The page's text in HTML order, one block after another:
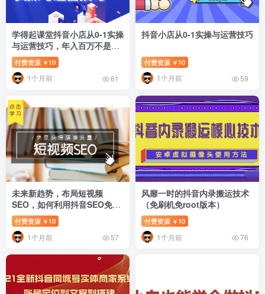
学得起课堂抖音小店从0-1实操
与运营技巧，年入百万不是梦
价值5980元
付费资源 ￥ 10
1个月前 61
抖音小店从0-1实操与运营技巧
付费资源 ￥ 10
1个月前 59
未来新趋势，布局短视频
SEO，如何利用抖音SEO免费
获得精准流量（3节课）
付费资源 ￥ 10
1个月前 57
风靡一时的抖音内录搬运技术
（免刷机免root版本）
付费资源 ￥ 10
1个月前 76